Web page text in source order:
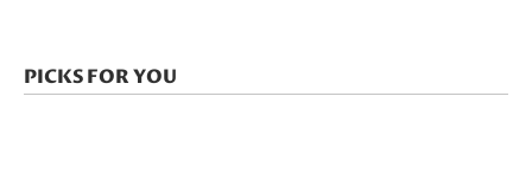
PICKS FOR YOU